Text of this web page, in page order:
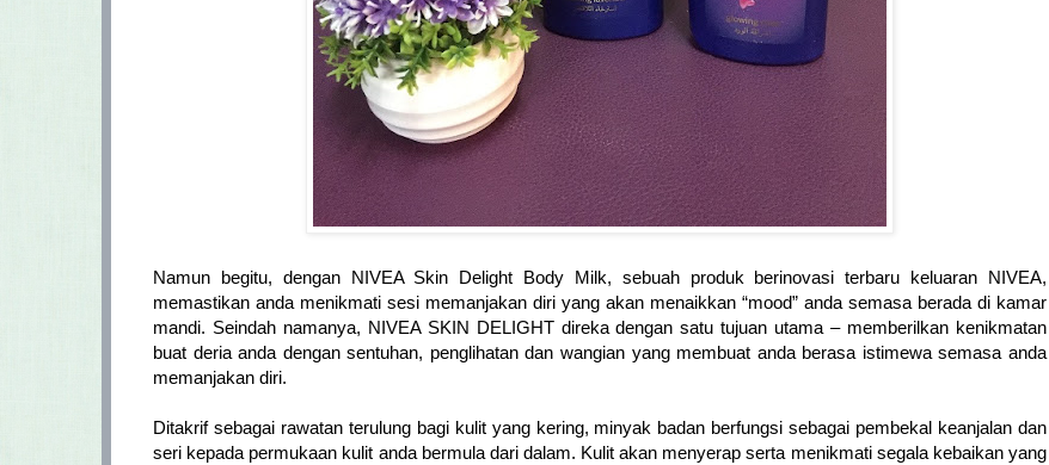
Namun begitu, dengan NIVEA Skin Delight Body Milk, sebuah produk berinovasi terbaru keluaran NIVEA,
memastikan anda menikmati sesi memanjakan diri yang akan menaikkan “mood” anda semasa berada di kamar
mandi. Seindah namanya, NIVEA SKIN DELIGHT direka dengan satu tujuan utama – memberilkan kenikmatan
buat deria anda dengan sentuhan, penglihatan dan wangian yang membuat anda berasa istimewa semasa anda
memanjakan diri.
Ditakrif sebagai rawatan terulung bagi kulit yang kering, minyak badan berfungsi sebagai pembekal keanjalan dan
seri kepada permukaan kulit anda bermula dari dalam. Kulit akan menyerap serta menikmati segala kebaikan yang